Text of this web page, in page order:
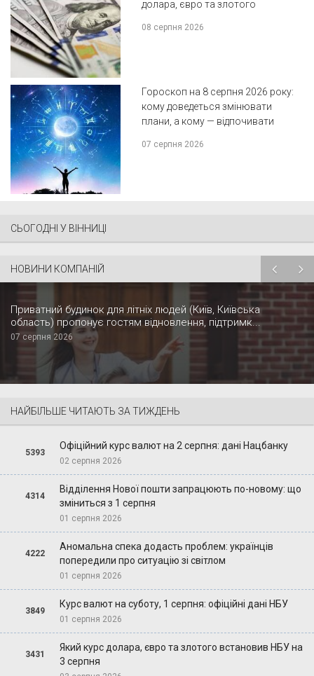
долара, євро та злотого
08 серпня 2026
Гороскоп на 8 серпня 2026 року:
кому доведеться змінювати
плани, а кому — відпочивати
07 серпня 2026
СЬОГОДНІ У ВІННИЦІ
НОВИНИ КОМПАНІЙ
Приватний будинок для літніх людей (Київ, Київська
область) пропонує гостям відновлення, підтримк...
07 серпня 2026
НАЙБІЛЬШЕ ЧИТАЮТЬ ЗА ТИЖДЕНЬ
5393
Офіційний курс валют на 2 серпня: дані Нацбанку
02 серпня 2026
4314
Відділення Нової пошти запрацюють по-новому: що
зміниться з 1 серпня
01 серпня 2026
4222
Аномальна спека додасть проблем: українців
попередили про ситуацію зі світлом
01 серпня 2026
3849
Курс валют на суботу, 1 серпня: офіційні дані НБУ
01 серпня 2026
3431
Який курс долара, євро та злотого встановив НБУ на
3 серпня